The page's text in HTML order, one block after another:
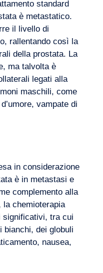
Contattateci
standard
è metastatico.
il livello di
rallentando così la
della prostata. La
ma talvolta è
legati alla
maschili, come
vampate di
in considerazione
è in metastasi e
complemento alla
la chemioterapia
significativi, tra cui
bianchi, dei globuli
nausea,